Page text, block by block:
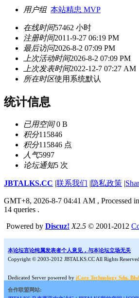
用户组 本站精忠 MVP
在线时间57462 小时
注册时间2011-9-27 06:19 PM
最后访问2026-8-2 07:09 PM
上次活动时间2026-8-2 07:09 PM
上次发表时间2022-12-7 07:27 AM
所在时区使用系统默认
统计信息
已用空间0 B
积分115846
积分115846 点
人气5997
论坛通知5 次
JBTALKS.CC |联系我们 |隐私政策 |
GMT+8, 2026-8-7 04:41 AM , Processed
14 queries .
Powered by Discuz! X2.5 © 2001-2012
本论坛言论纯属发表者个人意见，与本论坛立场无关
Copyright © 2003-2012 JBTALKS.CC All Rights Reserved
Dedicated Server powered by iCore Technology Sdn.
合作联盟网站: